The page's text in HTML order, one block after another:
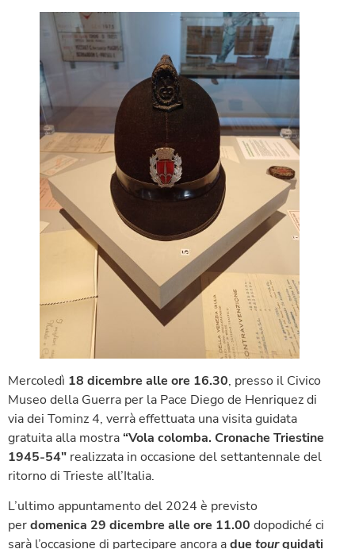
Mercoledì 18 dicembre alle ore 16.30, presso il Civico
Museo della Guerra per la Pace Diego de Henriquez di
via dei Tominz 4, verrà effettuata una visita guidata
gratuita alla mostra“Vola colomba. Cronache Triestine
1945-54″ realizzata in occasione del settantennale del
ritorno di Trieste all’Italia.
L’ultimo appuntamento del 2024 è previsto
perdomenica 29 dicembre alle ore 11.00 dopodiché ci
sarà l’occasione di partecipare ancora adue tourguidati